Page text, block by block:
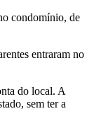
condomínio, de
entraram no
do local. A
sem ter a